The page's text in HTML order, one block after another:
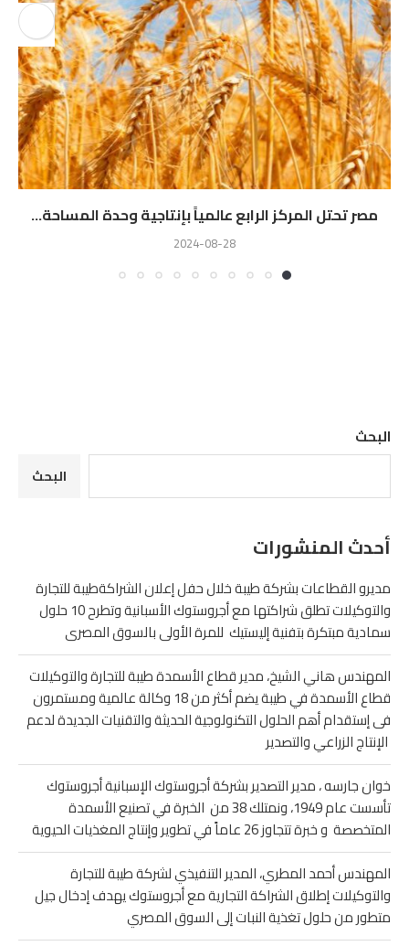
مصر تحتل المركز الرابع عالمياً بإنتاجية وحدة المساحة...
2024-08-28
البحث
البحث
أحدث المنشورات
مديرو القطاعات بشركة طيبة خلال حفل إعلان الشراكةطيبة للتجارة
والتوكيلات تطلق شراكتها مع أجروستوك الأسبانية وتطرح 10 حلول
سمادية مبتكرة بتفنية إليستيك للمرة الأولى بالسوق المصرى
المهندس هاني الشيخ، مدير قطاع الأسمدة طيبة للتجارة والتوكيلات
قطاع الأسمدة في طيبة يضم أكثر من 18 وكالة عالمية ومستمرون
فى إستقدام أهم الحلول التكنولوجية الحديثة والتقنيات الجديدة لدعم
الإنتاج الزراعي والتصدير
خوان جارسه ، مدير التصدير بشركة أجروستوك الإسبانية أجروستوك
تأسست عام 1949، ونمتلك 38 من الخبرة في تصنيع الأسمدة
المتخصصة و خبرة تتجاوز 26 عاماً في تطوير وإنتاج المغذيات الحيوية
المهندس أحمد المطري، المدير التنفيذي لشركة طيبة للتجارة
والتوكيلات إطلاق الشراكة التجارية مع أجروستوك يهدف إدخال جيل
متطور من حلول تغذية النبات إلى السوق المصري